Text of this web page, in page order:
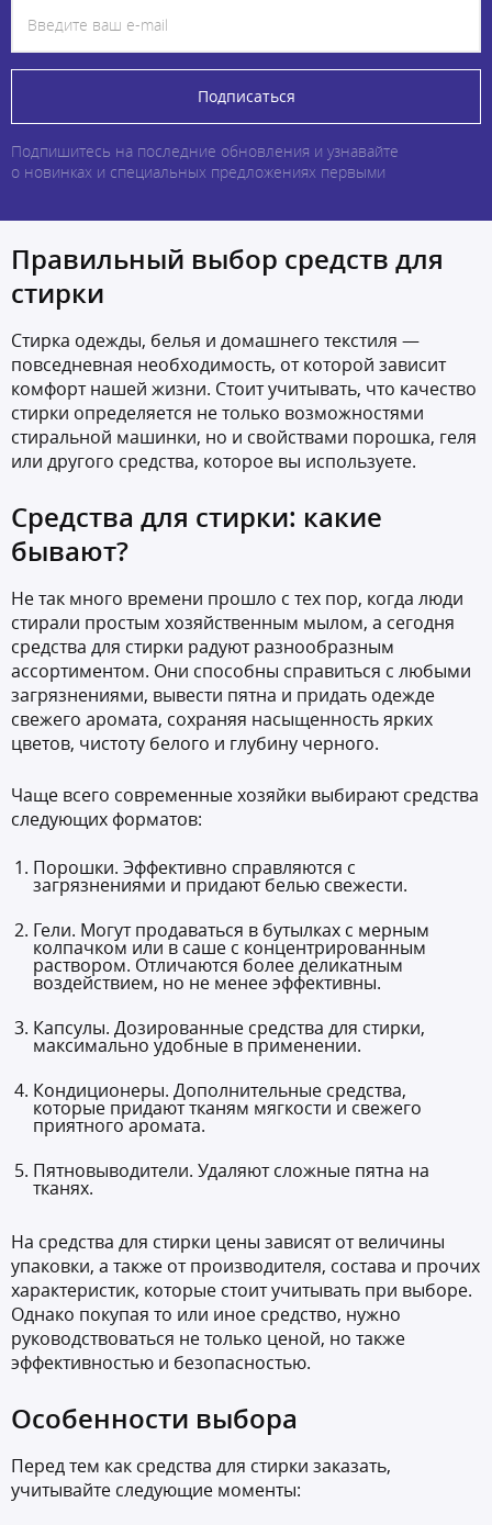
Подписаться
Подпишитесь на последние обновления и узнавайте
о новинках и специальных предложениях первыми
Правильный выбор средств для
стирки
Стирка одежды, белья и домашнего текстиля —
повседневная необходимость, от которой зависит
комфорт нашей жизни. Стоит учитывать, что качество
стирки определяется не только возможностями
стиральной машинки, но и свойствами порошка, геля
или другого средства, которое вы используете.
Средства для стирки: какие
бывают?
Не так много времени прошло с тех пор, когда люди
стирали простым хозяйственным мылом, а сегодня
средства для стирки радуют разнообразным
ассортиментом. Они способны справиться с любыми
загрязнениями, вывести пятна и придать одежде
свежего аромата, сохраняя насыщенность ярких
цветов, чистоту белого и глубину черного.
Чаще всего современные хозяйки выбирают средства
следующих форматов:
Порошки. Эффективно справляются с
загрязнениями и придают белью свежести.
Гели. Могут продаваться в бутылках с мерным
колпачком или в саше с концентрированным
раствором. Отличаются более деликатным
воздействием, но не менее эффективны.
Капсулы. Дозированные средства для стирки,
максимально удобные в применении.
Кондиционеры. Дополнительные средства,
которые придают тканям мягкости и свежего
приятного аромата.
Пятновыводители. Удаляют сложные пятна на
тканях.
На средства для стирки цены зависят от величины
упаковки, а также от производителя, состава и прочих
характеристик, которые стоит учитывать при выборе.
Однако покупая то или иное средство, нужно
руководствоваться не только ценой, но также
эффективностью и безопасностью.
Особенности выбора
Перед тем как средства для стирки заказать,
учитывайте следующие моменты: